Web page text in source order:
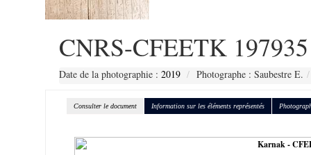
CNRS-CFEETK 197935
Date de la photographie : 2019 Photographe : Saubestre E.
Consulter le document Information sur les éléments représentés